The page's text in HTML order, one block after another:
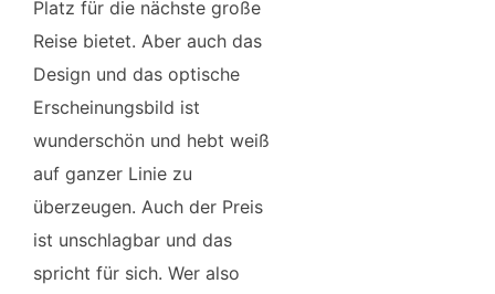
Platz für die nächste große
Reise bietet. Aber auch das
Design und das optische
Erscheinungsbild ist
wunderschön und hebt weiß
auf ganzer Linie zu
überzeugen. Auch der Preis
ist unschlagbar und das
spricht für sich. Wer also